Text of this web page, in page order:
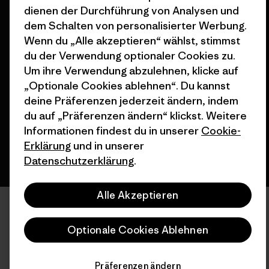
© 2026 Patagonia, Inc. All Rights Reserved.
Deutsch
dienen der Durchführung von Analysen und
dem Schalten von personalisierter Werbung.
Wenn du „Alle akzeptieren“ wählst, stimmst
du der Verwendung optionaler Cookies zu.
Um ihre Verwendung abzulehnen, klicke auf
„Optionale Cookies ablehnen“. Du kannst
deine Präferenzen jederzeit ändern, indem
du auf „Präferenzen ändern“ klickst. Weitere
Informationen findest du in unserer Cookie-
Erklärung und in unserer
Datenschutzerklärung.
Alle Akzeptieren
Optionale Cookies Ablehnen
Präferenzen ändern